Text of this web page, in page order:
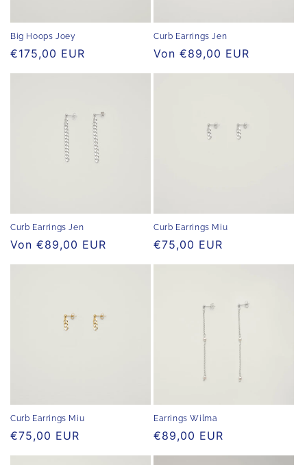
:Big Hoops Joey
Normaler
Preis
€175,00 EUR
Curb Earrings Jen
Normaler
Preis
Von €89,00 EUR
Curb Earrings Jen
Normaler
Preis
Von €89,00 EUR
Curb Earrings Miu
Normaler
Preis
€75,00 EUR
Curb Earrings Miu
Normaler
Preis
€75,00 EUR
Earrings Wilma
Normaler
Preis
€89,00 EUR